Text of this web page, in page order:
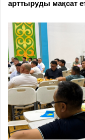
арттыруды мақсат